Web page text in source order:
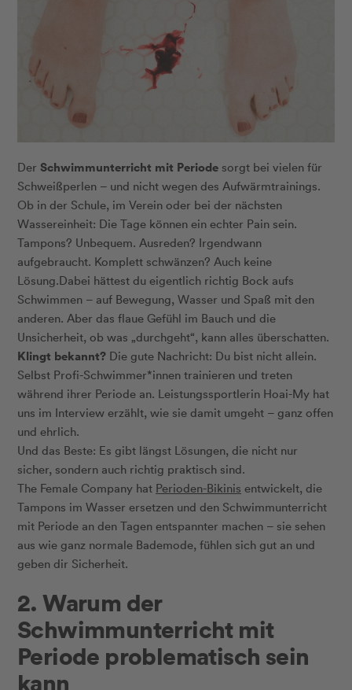
Der Schwimmunterricht mit Periode sorgt bei vielen für
Schweißperlen – und nicht wegen des Aufwärmtrainings.
Ob in der Schule, im Verein oder bei der nächsten
Wassereinheit: Die Tage können ein echter Pain sein.
Tampons? Unbequem. Ausreden? Irgendwann
aufgebraucht. Komplett schwänzen? Auch keine
Lösung.Dabei hättest du eigentlich richtig Bock aufs
Schwimmen – auf Bewegung, Wasser und Spaß mit den
anderen. Aber das flaue Gefühl im Bauch und die
Unsicherheit, ob was „durchgeht“, kann alles überschatten.
Klingt bekannt? Die gute Nachricht: Du bist nicht allein.
Selbst Profi-Schwimmer*innen trainieren und treten
während ihrer Periode an. Leistungssportlerin Hoai-My hat
uns im Interview erzählt, wie sie damit umgeht – ganz offen
und ehrlich.
Und das Beste: Es gibt längst Lösungen, die nicht nur
sicher, sondern auch richtig praktisch sind.
The Female Company hat Perioden-Bikinis entwickelt, die
Tampons im Wasser ersetzen und den Schwimmunterricht
mit Periode an den Tagen entspannter machen – sie sehen
aus wie ganz normale Bademode, fühlen sich gut an und
geben dir Sicherheit.
2. Warum der
Schwimmunterricht mit
Periode problematisch sein
kann